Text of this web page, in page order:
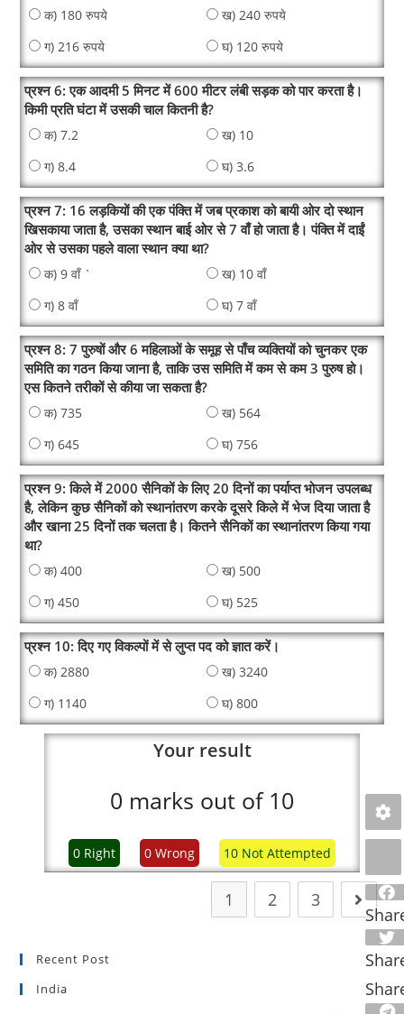
क) 180 रुपये
ख) 240 रुपये
ग) 216 रुपये
घ) 120 रुपये
प्रश्न 6: एक आदमी 5 मिनट में 600 मीटर लंबी सड़क को पार करता है।
किमी प्रति घंटा में उसकी चाल कितनी है?
क) 7.2
ख) 10
ग) 8.4
घ) 3.6
प्रश्न 7: 16 लड़कियों की एक पंक्ति में जब प्रकाश को बायी ओर दो स्थान
खिसकाया जाता है, उसका स्थान बाई ओर से 7 वाँ हो जाता है। पंक्ति में दाईं
ओर से उसका पहले वाला स्थान क्या था?
क) 9 वाँ `
ख) 10 वाँ
ग) 8 वाँ
घ) 7 वाँ
प्रश्न 8: 7 पुरुषों और 6 महिलाओं के समूह से पाँच व्यक्तियों को चुनकर एक
समिति का गठन किया जाना है, ताकि उस समिति में कम से कम 3 पुरुष हो।
एस कितने तरीकों से कीया जा सकता है?
क) 735
ख) 564
ग) 645
घ) 756
प्रश्न 9: किले में 2000 सैनिकों के लिए 20 दिनों का पर्याप्त भोजन उपलब्ध
है, लेकिन कुछ सैनिकों को स्थानांतरण करके दूसरे किले में भेज दिया जाता है
और खाना 25 दिनों तक चलता है। कितने सैनिकों का स्थानांतरण किया गया
था?
क) 400
ख) 500
ग) 450
घ) 525
प्रश्न 10: दिए गए विकल्पों में से लुप्त पद को ज्ञात करें।
क) 2880
ख) 3240
ग) 1140
घ) 800
Your result
0 marks out of 10
0 Right 0 Wrong 10 Not Attempted
1 2 3 Go to
Recent Post
India